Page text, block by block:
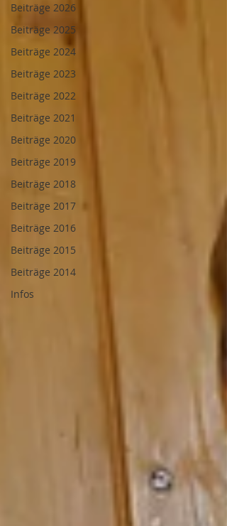
Beiträge 2026
Beiträge 2025
Beiträge 2024
Beiträge 2023
Beiträge 2022
Beiträge 2021
Beiträge 2020
Beiträge 2019
Beiträge 2018
Beiträge 2017
Beiträge 2016
Beiträge 2015
Beiträge 2014
Infos